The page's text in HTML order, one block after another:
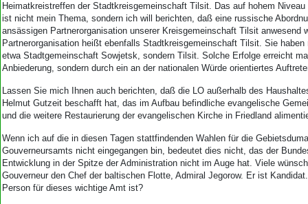
Heimatkreistreffen der Stadtkreisgemeinschaft Tilsit. Das auf hohem
ist nicht mein Thema, sondern ich will berichten, daß eine russische
ansässigen Partnerorganisation unserer Kreisgemeinschaft Tilsit anwesend
Partnerorganisation heißt ebenfalls Stadtkreisgemeinschaft Tilsit. Sie
etwa Stadtgemeinschaft Sowjetsk, sondern Tilsit. Solche Erfolge erreicht
Anbiederung, sondern durch ein an der nationalen Würde orientiertes
Lassen Sie mich Ihnen auch berichten, daß die LO außerhalb des
Helmut Gutzeit beschafft hat, das im Aufbau befindliche evangelische
und die weitere Restaurierung der evangelischen Kirche in Friedland
Wenn ich auf die in diesen Tagen stattfindenden Wahlen für die
Gouverneursamts nicht eingegangen bin, bedeutet dies nicht, das der
Entwicklung in der Spitze der Administration nicht im Auge hat. Viele
Gouverneur den Chef der baltischen Flotte, Admiral Jegorow. Er ist
Person für dieses wichtige Amt ist?